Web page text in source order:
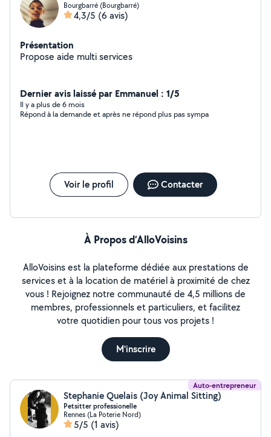
Bourgbarré (Bourgbarré)
4,3/5 (6 avis)
Présentation
Propose aide multi services
Dernier avis laissé par Emmanuel : 1/5
Il y a plus de 6 mois
Répond à la demande et après ne répond plus pas sympa
Voir le profil Contacter
À Propos d’AlloVoisins
AlloVoisins est la plateforme dédiée aux prestations de
services et à la location de matériel à proximité de chez
vous ! Rejoignez notre communauté de 4,5 millions de
membres, professionnels et particuliers, et facilitez
votre quotidien pour tous vos projets !
M'inscrire
Auto-entrepreneur
Stephanie Quelais (Joy Animal Sitting)
Petsitter professionelle
Rennes (La Poterie Nord)
5/5 (1 avis)